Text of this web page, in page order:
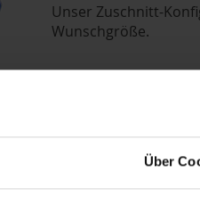
Über
Unser Zuschnitt-
Wunschgröße.